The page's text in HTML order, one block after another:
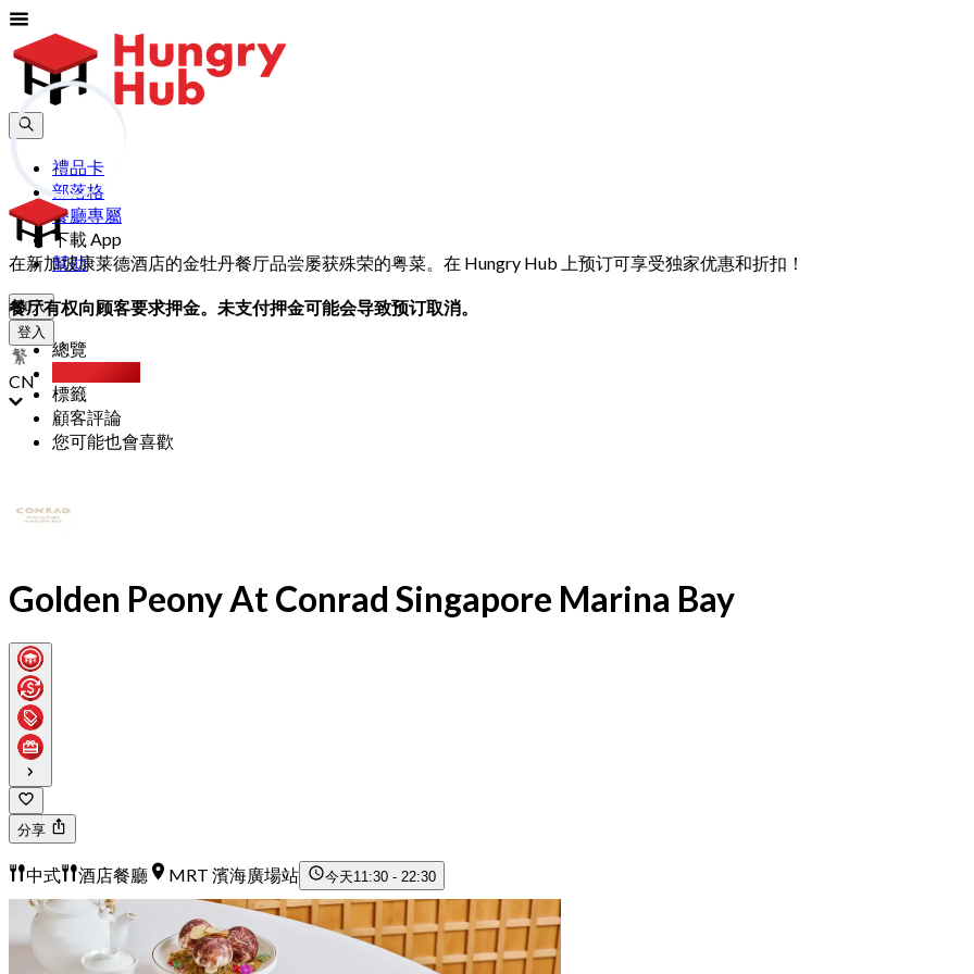
禮品卡
部落格
餐廳專屬
下載 App
幫助
加入
登入
CN
在新加坡康莱德酒店的金牡丹餐厅品尝屡获殊荣的粤菜。在 Hungry Hub 上预订可享受独家优惠和折扣！
餐厅有权向顾客要求押金。未支付押金可能会导致预订取消。
總覽
標籤
顧客評論
您可能也會喜歡
Golden Peony At Conrad Singapore Marina Bay
分享
中式 酒店餐廳 MRT 濱海廣場站 今天11:30 - 22:30